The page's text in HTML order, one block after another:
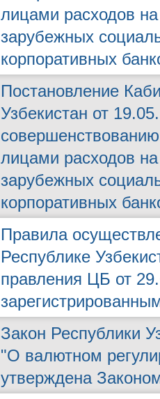
лицами расходов
зарубежных
корпоративных
Постановление
Узбекистан от
лицами расходов
зарубежных
корпоративных
Правила
Республике
правления ЦБ от
Закон Республики
"О валютном
утверждена